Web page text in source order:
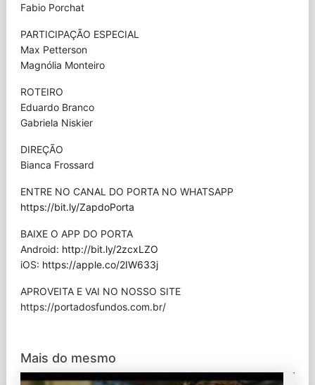
Fabio Porchat
PARTICIPAÇÃO ESPECIAL
Max Petterson
Magnólia Monteiro
ROTEIRO
Eduardo Branco
Gabriela Niskier
DIREÇÃO
Bianca Frossard
ENTRE NO CANAL DO PORTA NO WHATSAPP
https://bit.ly/ZapdoPorta
BAIXE O APP DO PORTA
Android: http://bit.ly/2zcxLZO
iOS: https://apple.co/2IW633j
APROVEITA E VAI NO NOSSO SITE
⁠https://portadosfundos.com.br/
Mais do mesmo